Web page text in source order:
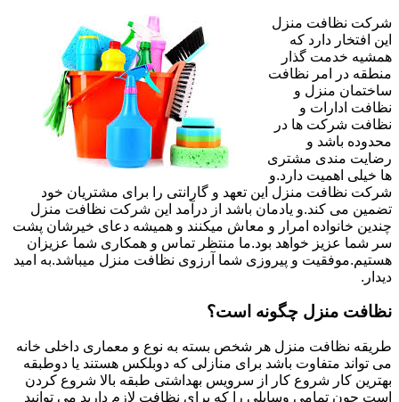
شرکت نظافت منزل
این افتخار دارد که
همشیه خدمت گذار
منطقه در امر نظافت
ساختمان منزل و
نظافت ادارات و
نظافت شرکت ها در
محدوده باشد و
رضایت مندی مشتری
ها خیلی اهمیت دارد.و
شرکت نظافت منزل این تعهد و گارانتی را برای مشتریان خود
تضمین می کند.و یادمان باشد از درآمد این شرکت نظافت منزل
چندین خانواده امرار و معاش میکنند و همیشه دعای خیرشان پشت
سر شما عزیز خواهد بود.ما منتظر تماس و همکاری شما عزیزان
هستیم.موفقیت و پیروزی شما آرزوی نظافت منزل میباشد.به امید
دیدار.
نظافت منزل چگونه است؟
طریقه نظافت منزل هر شخص بسته به نوع و معماری داخلی خانه
می تواند متفاوت باشد برای منازلی که دوبلکس هستند یا دوطبقه
بهترین کار شروع کار از سرویس بهداشتی طبقه بالا شروع کردن
است چون تمامی وسایلی را که برای نظافت لازم دارید می توانید